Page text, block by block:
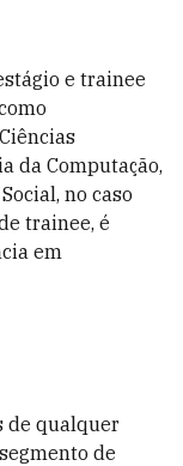
e trainee
da Computação,
no caso
trainee, é
em
de qualquer
de